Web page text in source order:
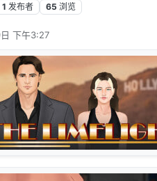
1 发布者 65 浏览
下午3:27